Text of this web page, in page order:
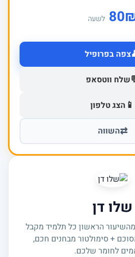
80 לשעה
צפה בפרופיל
שלח ווטסאפ
📱 הצג טלפון
⇄השווה
שלו דן
הראשון כל תלמיד מקבל
+ סימולטור מבחנים חכם,
לחומר שלכם.